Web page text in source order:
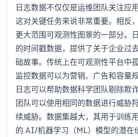
日志数据不仅仅是运维团队关注应
这对关键任务来说非常重要。相反
更大范围可观测性图景的一部分。
的时间戳数据，提供了关于企业过
础故事。传统上在可观测性平台中
监控数据可以为营销、广告和容量
日志可以帮助数据科学团队剔除欺
团队可以使用相同的数据进行威胁
续威胁。数据集越大，其用于训练
的 AI/机器学习（ML）模型的潜在